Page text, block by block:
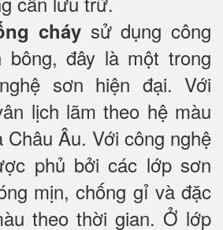
cháysử dụng công
bông, đây là một trong
sơn hiện đại. Với
lịch lãm theo hệ màu
Châu Âu. Với công nghệ
phủ bởi các lớp sơn
mịn, chống gỉ và đặc
theo thời gian. Ở lớp